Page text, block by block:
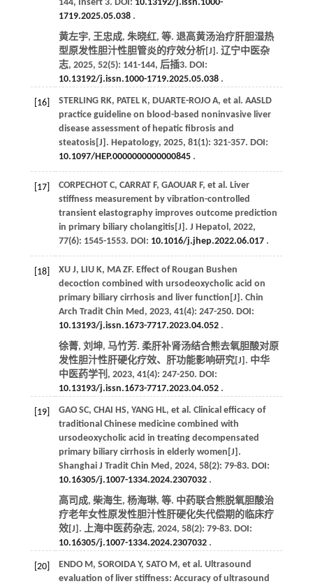
144, Insert 3. DOI: 10.13192/j.issn.1000-
1719.2025.05.038.
黄左宇, 王忠成, 朱晓红, 等. 退高黄汤治疗肝胆湿热
型原发性胆汁性胆管炎的疗效分析[J]. 辽宁中医杂
志, 2025, 52(5): 141-144, 后插3. DOI:
10.13192/j.issn.1000-1719.2025.05.038.
[16] STERLING RK, PATEL K, DUARTE-ROJO A, et al . AASLD
practice guideline on blood-based noninvasive liver
disease assessment of hepatic fibrosis and
steatosis[J]. Hepatology, 2025, 81(1): 321-357. DOI:
10.1097/HEP.0000000000000845.
[17] CORPECHOT C, CARRAT F, GAOUAR F, et al . Liver
stiffness measurement by vibration-controlled
transient elastography improves outcome prediction
in primary biliary cholangitis[J]. J Hepatol , 2022,
77(6): 1545-1553. DOI: 10.1016/j.jhep.2022.06.017.
[18] XU J, LIU K, MA ZF. Effect of Rougan Bushen
decoction combined with ursodeoxycholic acid on
primary biliary cirrhosis and liver function[J]. Chin
Arch Tradit Chin Med , 2023, 41(4): 247-250. DOI:
10.13193/j.issn.1673-7717.2023.04.052.
徐菁, 刘坤, 马竹芳. 柔肝补肾汤结合熊去氧胆酸对原
发性胆汁性肝硬化疗效、肝功能影响研究[J]. 中华
中医药学刊 , 2023, 41(4): 247-250. DOI:
10.13193/j.issn.1673-7717.2023.04.052.
[19] GAO SC, CHAI HS, YANG HL, et al . Clinical efficacy of
traditional Chinese medicine combined with
ursodeoxycholic acid in treating decompensated
primary biliary cirrhosis in elderly women[J].
Shanghai J Tradit Chin Med , 2024, 58(2): 79-83. DOI:
10.16305/j.1007-1334.2024.2307032.
高司成, 柴海生, 杨海琳, 等. 中药联合熊脱氧胆酸治
疗老年女性原发性胆汁性肝硬化失代偿期的临床疗
效[J]. 上海中医药杂志, 2024, 58(2): 79-83. DOI:
10.16305/j.1007-1334.2024.2307032.
[20] ENDO M, SOROIDA Y, SATO M, et al . Ultrasound
evaluation of liver stiffness: Accuracy of ultrasound